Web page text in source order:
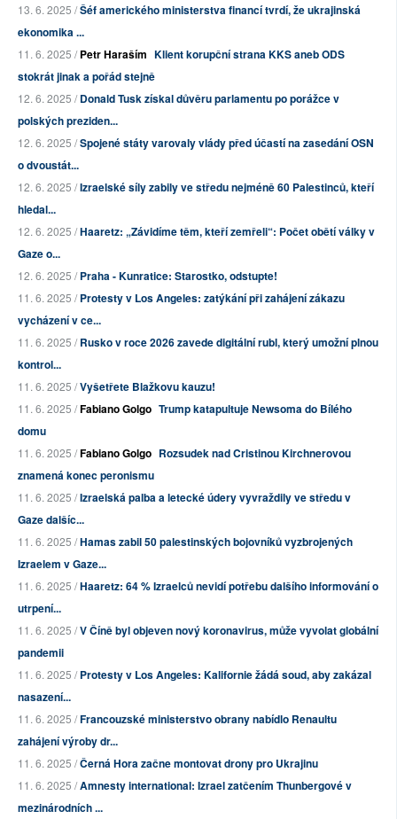
13. 6. 2025 /Šéf amerického ministerstva financí tvrdí, že ukrajinská
ekonomika ...
11. 6. 2025 /Petr Haraším Klient korupční strana KKS aneb ODS
stokrát jinak a pořád stejně
12. 6. 2025 /Donald Tusk získal důvěru parlamentu po porážce v
polských preziden...
12. 6. 2025 /Spojené státy varovaly vlády před účastí na zasedání OSN
o dvoustát...
12. 6. 2025 /Izraelské síly zabily ve středu nejméně 60 Palestinců, kteří
hledal...
12. 6. 2025 /Haaretz: „Závidíme těm, kteří zemřeli“: Počet obětí války v
Gaze o...
12. 6. 2025 /Praha - Kunratice: Starostko, odstupte!
11. 6. 2025 /Protesty v Los Angeles: zatýkání při zahájení zákazu
vycházení v ce...
11. 6. 2025 /Rusko v roce 2026 zavede digitální rubl, který umožní plnou
kontrol...
11. 6. 2025 /Vyšetřete Blažkovu kauzu!
11. 6. 2025 /Fabiano Golgo Trump katapultuje Newsoma do Bílého
domu
11. 6. 2025 /Fabiano Golgo Rozsudek nad Cristinou Kirchnerovou
znamená konec peronismu
11. 6. 2025 /Izraelská palba a letecké údery vyvraždily ve středu v
Gaze dalšíc...
11. 6. 2025 /Hamas zabil 50 palestinských bojovníků vyzbrojených
Izraelem v Gaze...
11. 6. 2025 /Haaretz: 64 % Izraelců nevidí potřebu dalšího informování o
utrpení...
11. 6. 2025 /V Číně byl objeven nový koronavirus, může vyvolat globální
pandemii
11. 6. 2025 /Protesty v Los Angeles: Kalifornie žádá soud, aby zakázal
nasazení...
11. 6. 2025 /Francouzské ministerstvo obrany nabídlo Renaultu
zahájení výroby dr...
11. 6. 2025 /Černá Hora začne montovat drony pro Ukrajinu
11. 6. 2025 /Amnesty international: Izrael zatčením Thunbergové v
mezinárodních ...